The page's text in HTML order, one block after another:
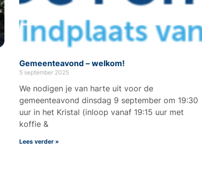
Gemeenteavond – welkom!
5 september 2025
We nodigen je van harte uit voor de
gemeenteavond dinsdag 9 september om 19:30
uur in het Kristal (inloop vanaf 19:15 uur met
koffie &
Lees verder »